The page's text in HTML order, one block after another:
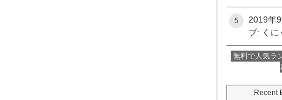
5
2019年
ブ: くに
無料で人気ラ
Recent